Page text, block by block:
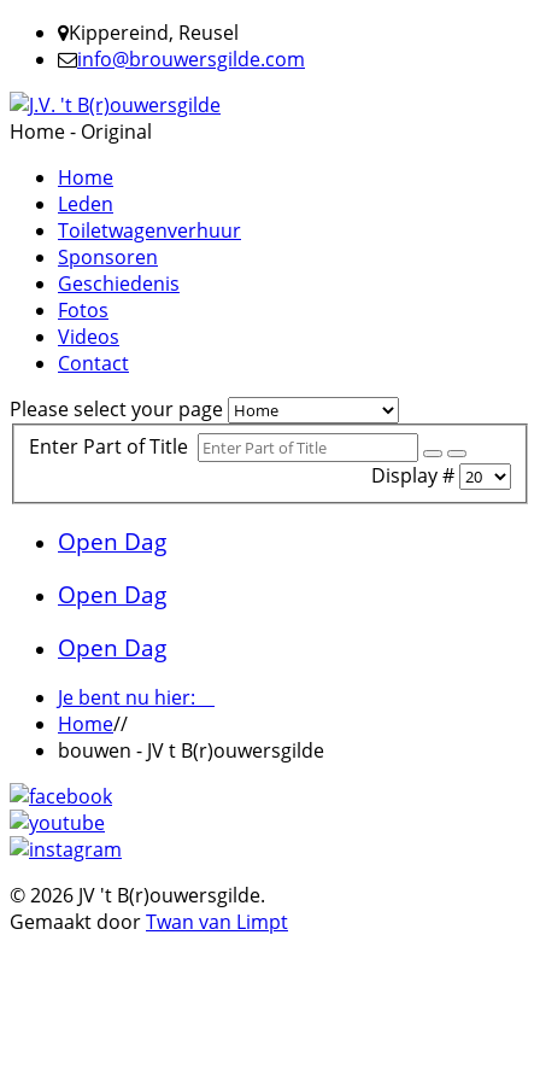
Kippereind, Reusel
info@brouwersgilde.com
Home - Original
Home
Leden
Toiletwagenverhuur
Sponsoren
Geschiedenis
Fotos
Videos
Contact
Please select your page
Enter Part of Title
Display #
Open Dag
Open Dag
Open Dag
Je bent nu hier:
Home//
bouwen - JV t B(r)ouwersgilde
© 2026 JV 't B(r)ouwersgilde.
Gemaakt doorTwan van Limpt